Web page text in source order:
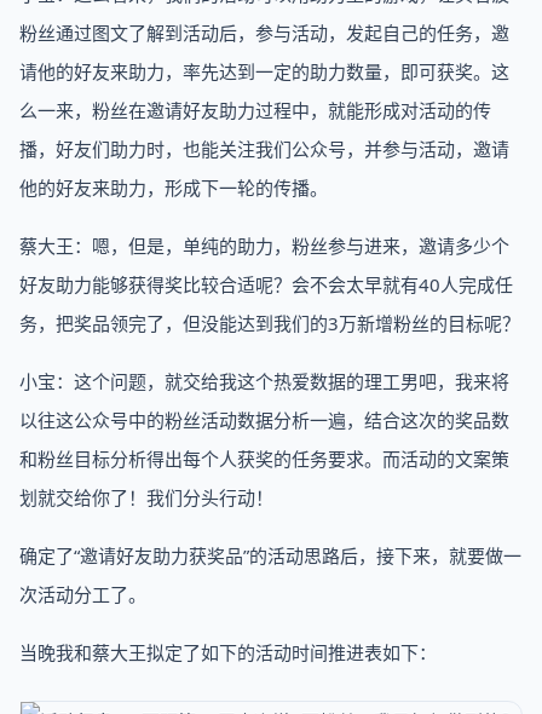
粉丝通过图文了解到活动后，参与活动，发起自己的任务，邀
请他的好友来助力，率先达到一定的助力数量，即可获奖。这
么一来，粉丝在邀请好友助力过程中，就能形成对活动的传
播，好友们助力时，也能关注我们公众号，并参与活动，邀请
他的好友来助力，形成下一轮的传播。
蔡大王：嗯，但是，单纯的助力，粉丝参与进来，邀请多少个
好友助力能够获得奖比较合适呢？会不会太早就有40人完成任
务，把奖品领完了，但没能达到我们的3万新增粉丝的目标呢？
小宝：这个问题，就交给我这个热爱数据的理工男吧，我来将
以往这公众号中的粉丝活动数据分析一遍，结合这次的奖品数
和粉丝目标分析得出每个人获奖的任务要求。而活动的文案策
划就交给你了！我们分头行动！
确定了“邀请好友助力获奖品”的活动思路后，接下来，就要做一
次活动分工了。
当晚我和蔡大王拟定了如下的活动时间推进表如下：